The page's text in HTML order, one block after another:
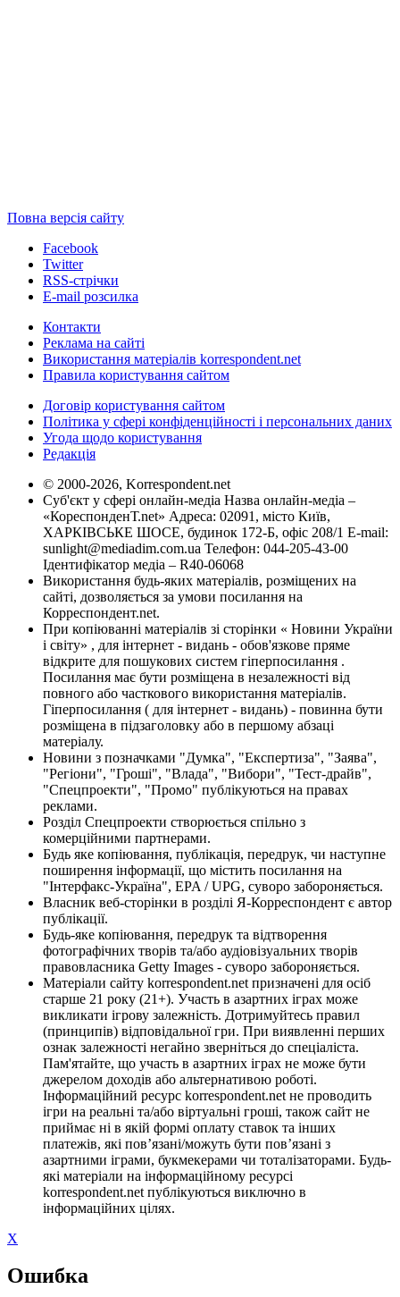
Повна версія сайту
Facebook
Twitter
RSS-стрічки
E-mail розсилка
Контакти
Реклама на сайті
Використання матеріалів korrespondent.net
Правила користування сайтом
Договір користування сайтом
Політика у сфері конфіденційності і персональних даних
Угода щодо користування
Редакція
© 2000-2026, Korrespondent.net
Суб'єкт у сфері онлайн-медіа Назва онлайн-медіа –
«КореспонденТ.net» Адреса: 02091, місто Київ,
ХАРКІВСЬКЕ ШОСЕ, будинок 172-Б, офіс 208/1 E-mail:
sunlight@mediadim.com.ua Телефон: 044-205-43-00
Ідентифікатор медіа – R40-06068
Використання будь-яких матеріалів, розміщених на
сайті, дозволяється за умови посилання на
Корреспондент.net.
При копіюванні матеріалів зі сторінки « Новини України
і світу» , для інтернет - видань - обов'язкове пряме
відкрите для пошукових систем гіперпосилання .
Посилання має бути розміщена в незалежності від
повного або часткового використання матеріалів.
Гіперпосилання ( для інтернет - видань) - повинна бути
розміщена в підзаголовку або в першому абзаці
матеріалу.
Новини з позначками "Думка", "Експертиза", "Заява",
"Регіони", "Гроші", "Влада", "Вибори", "Тест-драйв",
"Спецпроекти", "Промо" публікуються на правах
реклами.
Розділ Спецпроекти створюється спільно з
комерційними партнерами.
Будь яке копіювання, публікація, передрук, чи наступне
поширення інформації, що містить посилання на
"Інтерфакс-Україна", EPA / UPG, суворо забороняється.
Власник веб-сторінки в розділі Я-Корреспондент є автор
публікації.
Будь-яке копіювання, передрук та відтворення
фотографічних творів та/або аудіовізуальних творів
правовласника Getty Images - суворо забороняється.
Матеріали сайту korrespondent.net призначені для осіб
старше 21 року (21+). Участь в азартних іграх може
викликати ігрову залежність. Дотримуйтесь правил
(принципів) відповідальної гри. При виявленні перших
ознак залежності негайно зверніться до спеціаліста.
Пам'ятайте, що участь в азартних іграх не може бути
джерелом доходів або альтернативою роботі.
Інформаційний ресурс korrespondent.net не проводить
ігри на реальні та/або віртуальні гроші, також сайт не
приймає ні в якій формі оплату ставок та інших
платежів, які пов’язані/можуть бути пов’язані з
азартними іграми, букмекерами чи тоталізаторами. Будь-
які матеріали на інформаційному ресурсі
korrespondent.net публікуються виключно в
інформаційних цілях.
X
Ошибка